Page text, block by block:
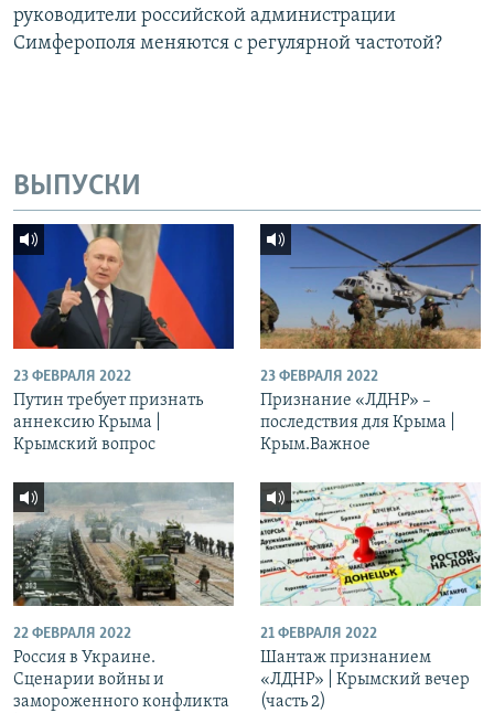
руководители российской администрации
Симферополя меняются с регулярной частотой?
ВЫПУСКИ
23 ФЕВРАЛЯ 2022
Путин требует признать
аннексию Крыма |
Крымский вопрос
23 ФЕВРАЛЯ 2022
Признание «ЛДНР» –
последствия для Крыма |
Крым.Важное
22 ФЕВРАЛЯ 2022
Россия в Украине.
Сценарии войны и
замороженного конфликта
21 ФЕВРАЛЯ 2022
Шантаж признанием
«ЛДНР» | Крымский вечер
(часть 2)